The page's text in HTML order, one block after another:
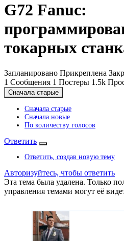
G72 Fanuc:
токарных
Запланировано Прикреплена
1 Сообщения 1 Постеры 1.5k
Сначала старые
Сначала старые
Сначала новые
По количеству голосов
Ответить
Ответить, создав новую тему
Авторизуйтесь, чтобы ответить
Эта тема была удалена. Только
управления темами могут её